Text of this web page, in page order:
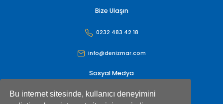
Bu internet sitesinde, kullanıcı deneyimini
Bize Ulaşın
0232 483 42 18
info@denizmar.com
Sosyal Medya